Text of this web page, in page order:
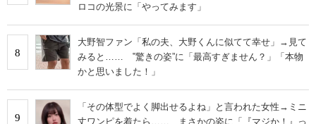
ロコの光景に「やってみます」
8
大野智ファン「私の夫、大野くんに似てて幸せ」→見て
みると…… ‟驚きの姿”に「最高すぎません？」「本物
かと思いました！」
9
「その体型でよく脚出せるよね」と言われた女性→ミニ
丈ワンピを着たら…… まさかの姿に「『マジか！』っ